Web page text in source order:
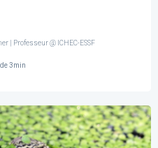
| Professeur @ ICHEC-ESSF
3min